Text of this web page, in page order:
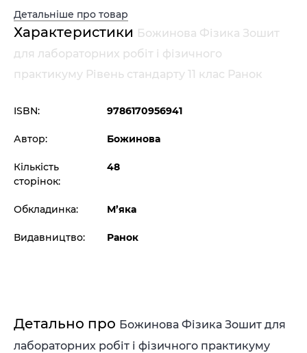
Детальніше про товар
Характеристики Божинова Фізика Зошит
для лабораторних робіт і фізичного
практикуму Рівень стандарту 11 клас Ранок
ISBN: 9786170956941
Автор: Божинова
Кількість
сторінок:
48
Обкладинка: М’яка
Видавництво: Ранок
Детально про Божинова Фізика Зошит для
лабораторних робіт і фізичного практикуму